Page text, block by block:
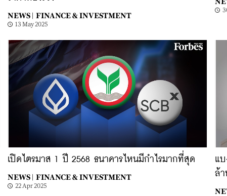
NEWS | FINANCE & INVESTMENT
13 May 2025
เปิดไตรมาส 1 ปี 2568 ธนาคารไหนมีกำไรมากที่สุด
NEWS | FINANCE & INVESTMENT
22 Apr 2025
แบ
ล้า